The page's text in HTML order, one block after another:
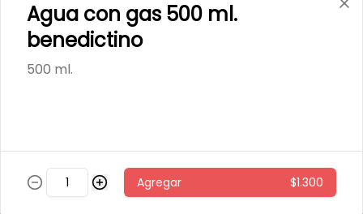
Sandwich 🍔
Agua con gas 500 ml.
benedictino
500 ml.
Agregar $1.300